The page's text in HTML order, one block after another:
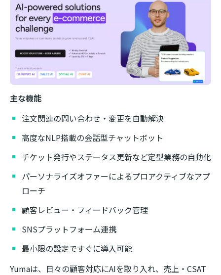
主な機能
注文関連の問い合わせ・変更を自動解決
高度なNLP搭載の会話型チャットボット
チケット発行やステータス更新など定型業務の自動化
パーソナライズオファーによるプロアクティブなアプ
ローチ
顧客レビュー・フィードバック管理
SNSプラットフォーム連携
最小限の設定ですぐに導入可能
Yumaは、日々の顧客対応にAIを取り入れ、売上・CSAT